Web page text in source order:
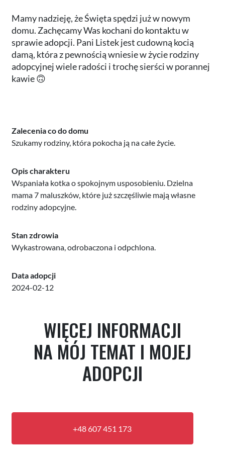
Mamy nadzieję, że Święta spędzi już w nowym
domu. Zachęcamy Was kochani do kontaktu w
sprawie adopcji. Pani Listek jest cudowną kocią
damą, która z pewnością wniesie w życie rodziny
adopcyjnej wiele radości i trochę sierści w porannej
kawie 🙃
Zalecenia co do domu
Szukamy rodziny, która pokocha ją na całe życie.
Opis charakteru
Wspaniała kotka o spokojnym usposobieniu. Dzielna
mama 7 maluszków, które już szczęśliwie mają własne
rodziny adopcyjne.
Stan zdrowia
Wykastrowana, odrobaczona i odpchlona.
Data adopcji
2024-02-12
WIĘCEJ INFORMACJI
NA MÓJ TEMAT I MOJEJ
ADOPCJI
+48 607 451 173